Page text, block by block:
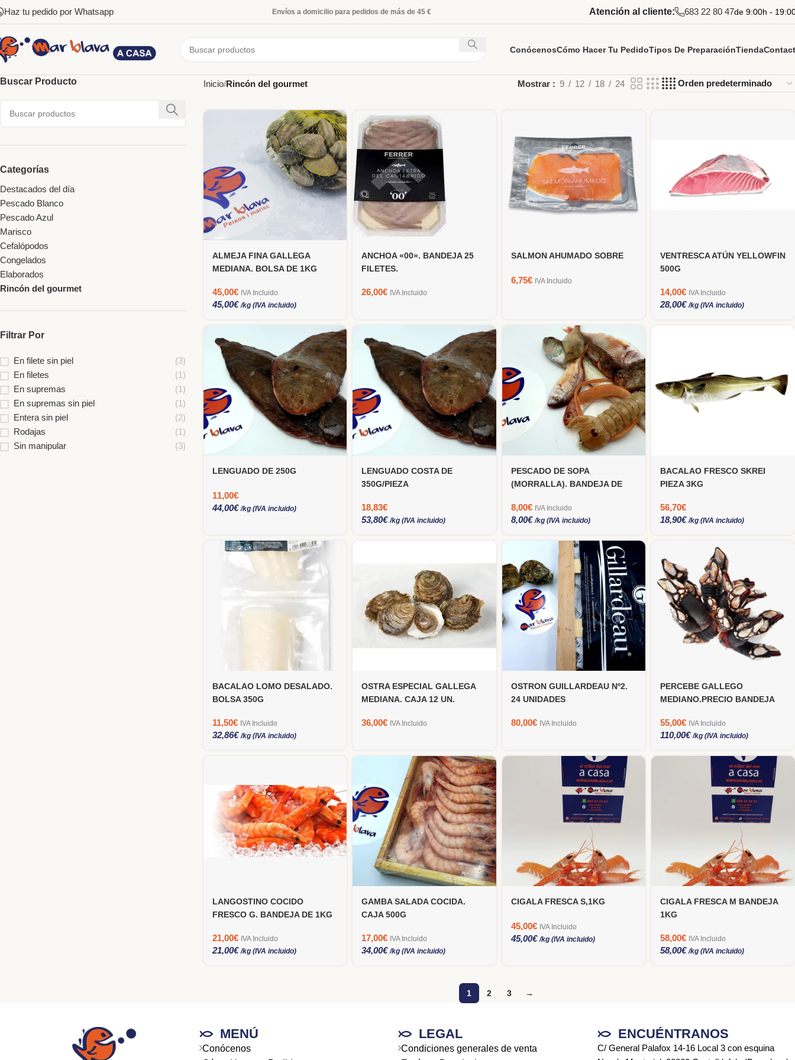
Haz tu pedido por Whatsapp Envíos a domicilio para pedidos de más de 45 € Atención al cliente: 683 22 80 47de 9:00h -
ConócenosCómo Hacer Tu PedidoTipos De PreparaciónTienda
Buscar Producto
Categorías
Destacados del día
Pescado Blanco
Pescado Azul
Marisco
Cefalópodos
Congelados
Elaborados
Rincón del gourmet
Filtrar Por
En filete sin piel
(3)
En filetes
(1)
En supremas
(1)
En supremas sin piel
(1)
Entera sin piel
(2)
Rodajas
(1)
Sin manipular
(3)
Inicio Rincón del gourmet Mostrar 9 12 18 24
ALMEJA FINA GALLEGA
MEDIANA. BOLSA DE 1KG
45,00€ IVA Incluido
45,00€ /kg (IVA incluido)
ANCHOA «00». BANDEJA 25
FILETES.
26,00€ IVA Incluido
SALMON AHUMADO SOBRE
6,75€ IVA Incluido
VENTRESCA ATÚN YELLOWFIN
500G
14,00€ IVA Incluido
28,00€ /kg (IVA incluido)
LENGUADO DE 250G
11,00€
44,00€ /kg (IVA incluido)
LENGUADO COSTA DE
350G/PIEZA
18,83€
53,80€ /kg (IVA incluido)
PESCADO DE SOPA
(MORRALLA). BANDEJA DE
8,00€ IVA Incluido
8,00€ /kg (IVA incluido)
BACALAO FRESCO SKREI
PIEZA 3KG
56,70€
18,90€ /kg (IVA incluido)
BACALAO LOMO DESALADO.
BOLSA 350G
11,50€ IVA Incluido
32,86€ /kg (IVA incluido)
OSTRA ESPECIAL GALLEGA
MEDIANA. CAJA 12 UN.
36,00€ IVA Incluido
OSTRON GUILLARDEAU Nº2.
24 UNIDADES
80,00€ IVA Incluido
PERCEBE GALLEGO
MEDIANO.PRECIO BANDEJA
55,00€ IVA Incluido
110,00€ /kg (IVA incluido)
LANGOSTINO COCIDO
FRESCO G. BANDEJA DE 1KG
21,00€ IVA Incluido
21,00€ /kg (IVA incluido)
GAMBA SALADA COCIDA.
CAJA 500G
17,00€ IVA Incluido
34,00€ /kg (IVA incluido)
CIGALA FRESCA S,1KG
45,00€ IVA Incluido
45,00€ /kg (IVA incluido)
CIGALA FRESCA M BANDEJA
1KG
58,00€ IVA Incluido
58,00€ /kg (IVA incluido)
1 2 3 →
MENÚ
Conócenos
LEGAL
Condiciones generales de venta
ENCUÉNTRANOS
C/ General Palafox 14-16 Local 3 con esquina